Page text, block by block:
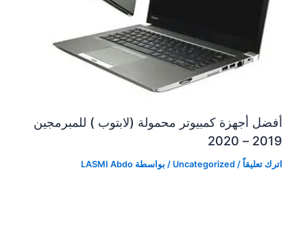
أفضل أجهزة كمبيوتر محمولة (لابتوب ) للمبرمجين
2019 – 2020
اترك تعليقاً /
Uncategorized/ بواسطة LASMI Abdo